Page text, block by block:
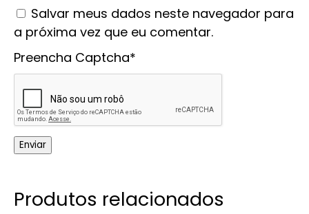
Salvar meus dados neste navegador para
a próxima vez que eu comentar.
Preencha Captcha*
Produtos relacionados